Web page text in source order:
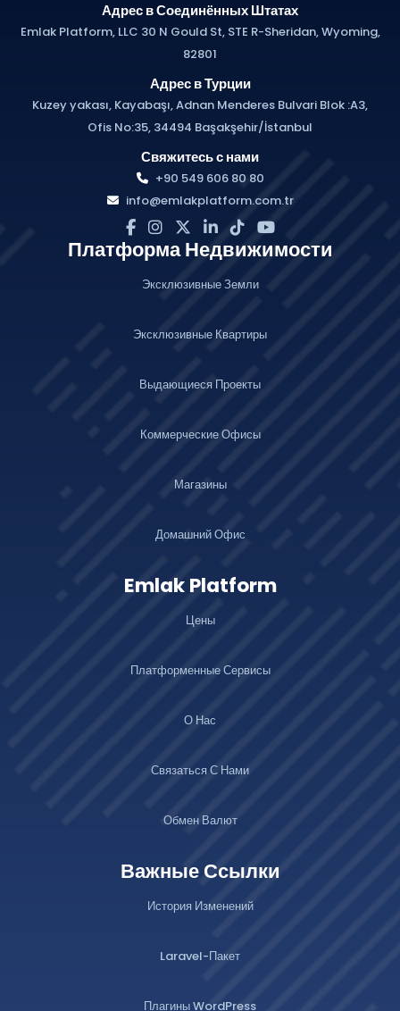
Адрес в Соединённых Штатах
Emlak Platform, LLC 30 N Gould St, STE R-Sheridan, Wyoming,
82801
Адрес в Турции
Kuzey yakası, Kayabaşı, Adnan Menderes Bulvari Blok :A3,
Ofis No:35, 34494 Başakşehir/İstanbul
Свяжитесь с нами
+90 549 606 80 80
info@emlakplatform.com.tr
Платформа Недвижимости
Эксклюзивные Земли
Эксклюзивные Квартиры
Выдающиеся Проекты
Коммерческие Офисы
Магазины
Домашний Офис
Emlak Platform
Цены
Платформенные Сервисы
О Нас
Связаться С Нами
Обмен Валют
Важные Ссылки
История Изменений
Laravel-Пакет
Плагины WordPress